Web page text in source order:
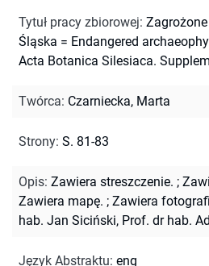
Tytuł pracy zbiorowej:
Śląska = Endangered
Acta Botanica Silesiaca.
Twórca: Czarniecka, Marta
Strony: S. 81-83
Opis: Zawiera streszczenie. ;
Zawiera mapę. ; Zawiera
hab. Jan Siciński, Prof. dr hab.
Język Abstraktu: eng